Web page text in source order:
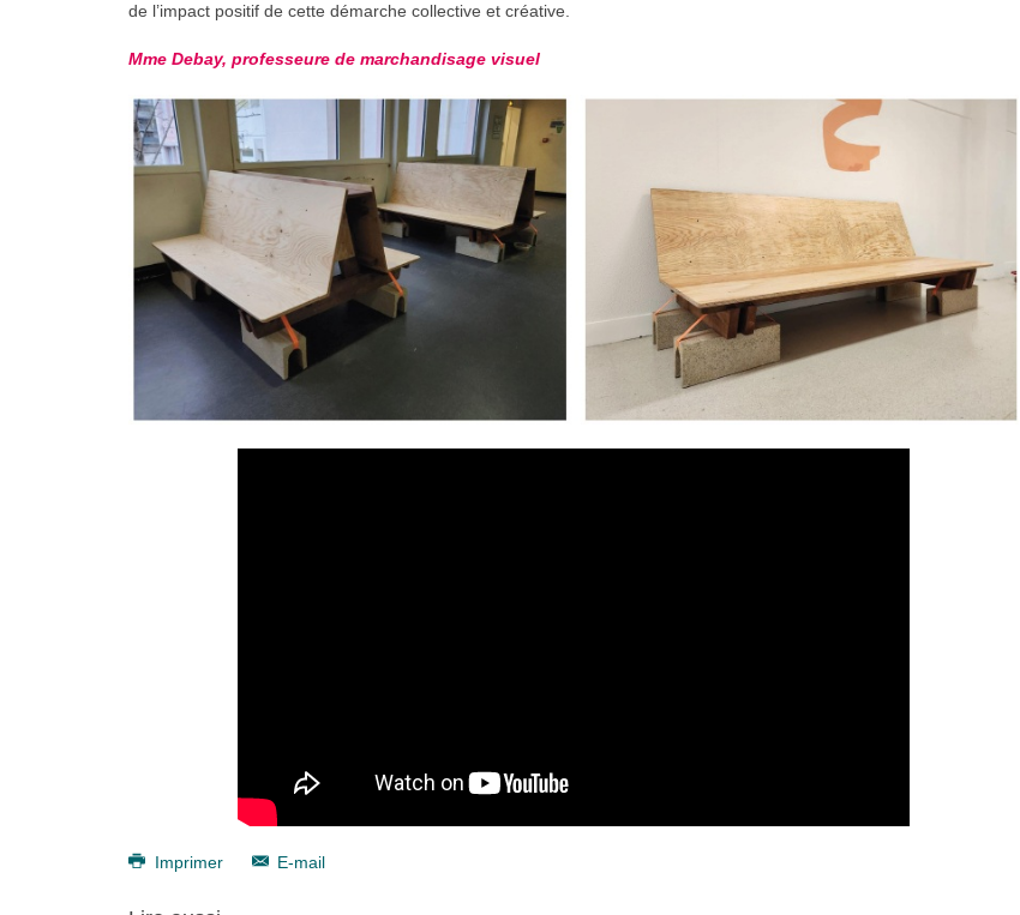
de l’impact positif de cette démarche collective et créative.
Mme Debay, professeure de marchandisage visuel
Imprimer E-mail